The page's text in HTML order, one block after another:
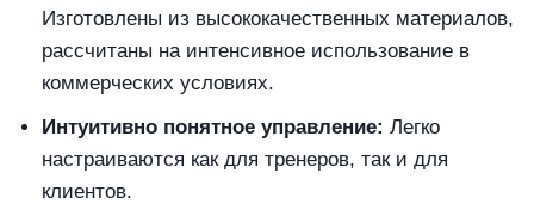
Изготовлены из высококачественных материалов,
рассчитаны на интенсивное использование в
коммерческих условиях.
Интуитивно понятное управление: Легко
настраиваются как для тренеров, так и для
клиентов.